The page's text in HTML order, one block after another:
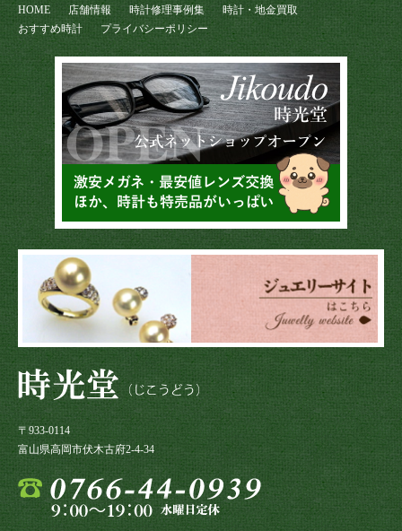
HOME 店舗情報 時計修理事例集
時計・地金買取
おすすめ時計
プライバシーポリシー
〒933-0114
富山県高岡市伏木古府2-4-34